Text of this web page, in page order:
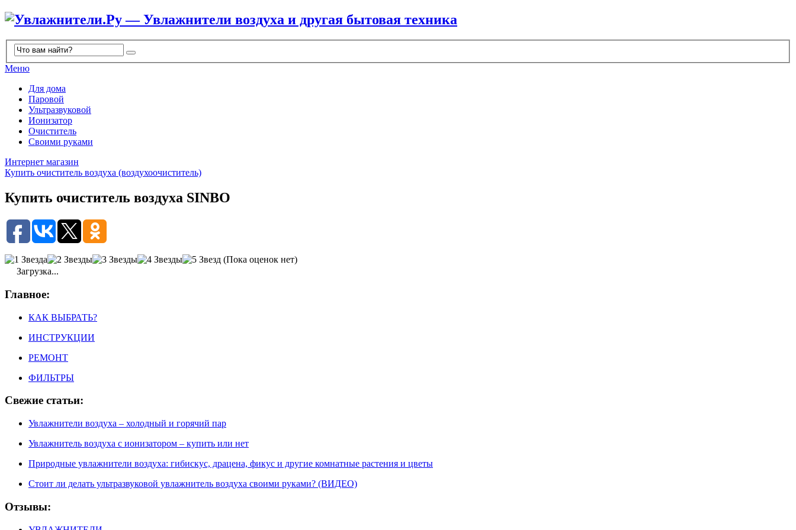
Меню
Для дома
Паровой
Ультразвуковой
Ионизатор
Очиститель
Своими руками
Интернет магазин
Купить очиститель воздуха (воздухоочиститель)
Купить очиститель воздуха SINBO
(Пока оценок нет)
Загрузка...
Главное:
КАК ВЫБРАТЬ?
ИНСТРУКЦИИ
РЕМОНТ
ФИЛЬТРЫ
Свежие статьи:
Увлажнители воздуха – холодный и горячий пар
Увлажнитель воздуха с ионизатором – купить или нет
Природные увлажнители воздуха: гибискус, драцена, фикус и другие комнатные растения и цветы
Стоит ли делать ультразвуковой увлажнитель воздуха своими руками? (ВИДЕО)
Отзывы: